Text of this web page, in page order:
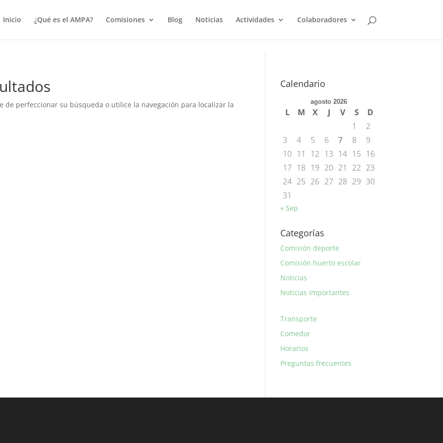
Inicio
¿Qué es el AMPA? Comisiones Blog Noticias Actividades Colaboradores
de perfeccionar su búsqueda o utilice la navegación para localizar la
Calendario
agosto 2026
L M X J V S
D
1
2
3
4 5 6 7 8
9
10 11 12 13 14 15 16
17 18 19 20 21 22 23
24 25 26 27 28 29 30
31
« Sep
Categorías
Comisión deporte
Comisión huerto escolar
Noticias
Noticias importantes
Transporte
Comedor
Horarios
Preguntas frecuentes